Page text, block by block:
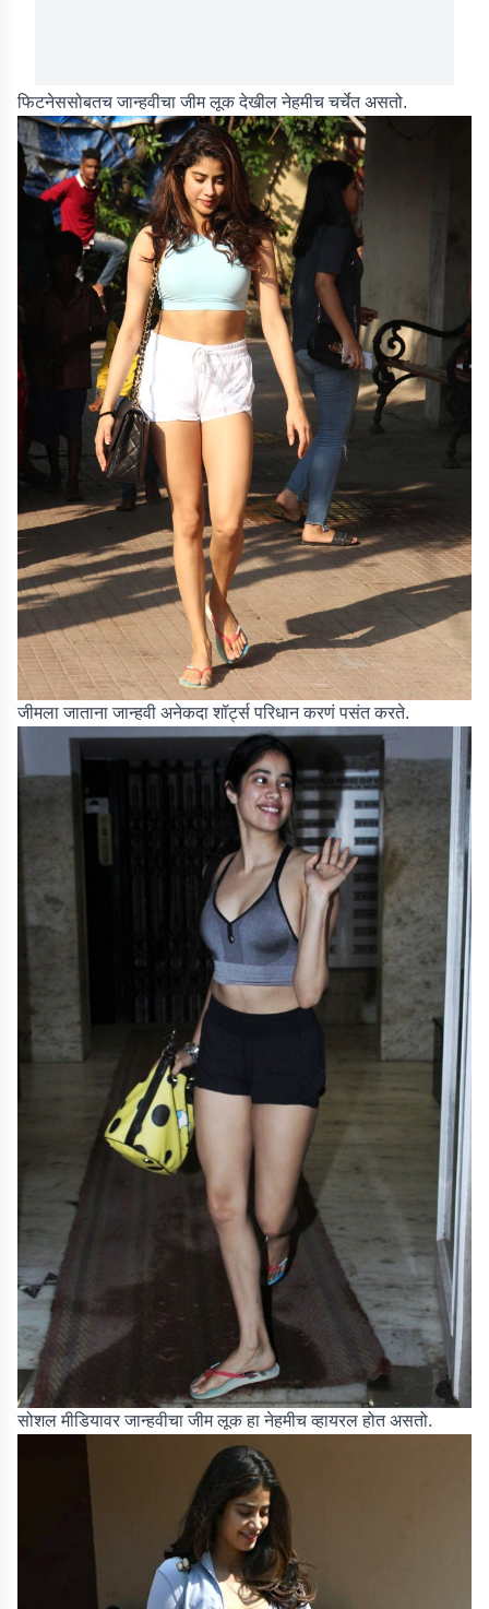
फिटनेससोबतच जान्हवीचा जीम लूक देखील नेहमीच चर्चेत असतो.
जीमला जाताना जान्हवी अनेकदा शॉर्ट्स परिधान करणं पसंत करते.
सोशल मीडियावर जान्हवीचा जीम लूक हा नेहमीच व्हायरल होत असतो.